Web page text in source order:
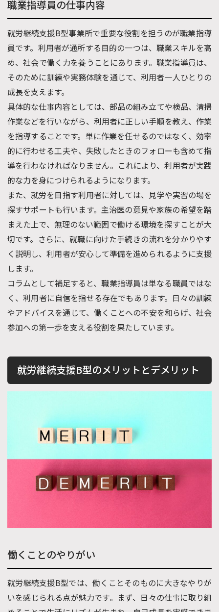
職業指導員の仕事内容
就労継続支援B型事業所で重要な役割を担うのが職業指導
員です。利用者が通所する目的の一つは、職業スキルを高
め、社会で働く力を養うことにあります。職業指導員は、
そのために訓練や実務体験を通じて、利用者一人ひとりの
成長を支えます。
具体的な仕事内容としては、部品の組み立てや検品、清掃
作業などを行いながら、利用者に正しい手順を教え、作業
を指導することです。単に作業を任せるのではなく、効率
的に行わせる工夫や、失敗したときのフォローも含めて指
導を行わなければなりません。これにより、利用者が実践
的な力を身につけられるようになります。
また、就労を目指す利用者に対しては、見学や実習の場を
探すサポートも行います。主治医の意見や家族の希望を踏
まえた上で、無理のない範囲で働ける環境を探すことが大
切です。さらに、就職に向けた手続きの流れを分かりやす
く説明し、利用者が安心して準備を進められるように支援
します。
コラムとして補足すると、職業指導員は単なる職員ではな
く、利用者に自信を指せる存在でもあります。日々の訓練
やアドバイスを通じて、働くことへの不安を和らげ、社会
参加への第一歩を支える役割を果たしています。
就労継続支援B型のメリットとデメリット
働くことのやりがい
就労継続支援B型では、働くことそのものに大きなやりが
いを感じられる点が魅力です。まず、日々の仕事に取り組